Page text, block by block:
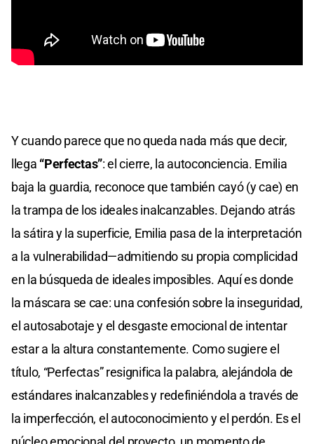
Y cuando parece que no queda nada más que decir,
llega “Perfectas”: el cierre, la autoconciencia. Emilia
baja la guardia, reconoce que también cayó (y cae) en
la trampa de los ideales inalcanzables. Dejando atrás
la sátira y la superficie, Emilia pasa de la interpretación
a la vulnerabilidad—admitiendo su propia complicidad
en la búsqueda de ideales imposibles. Aquí es donde
la máscara se cae: una confesión sobre la inseguridad,
el autosabotaje y el desgaste emocional de intentar
estar a la altura constantemente. Como sugiere el
título, “Perfectas” resignifica la palabra, alejándola de
estándares inalcanzables y redefiniéndola a través de
la imperfección, el autoconocimiento y el perdón. Es el